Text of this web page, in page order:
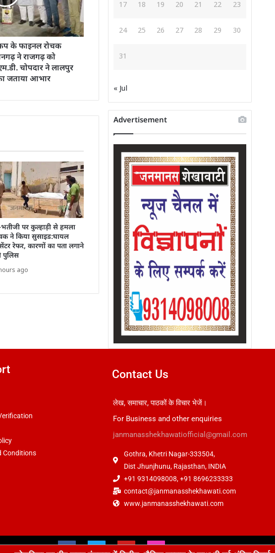
के फाइनल रोचक
ने राजगढ़ को
चोपदार ने लालपुर
जताया आभार
पर कुल्हाड़ी से हमला
ने किया सुसाइड:घायल
रेफर, कारणों का पता लगाने
पुलिस
ago
17 18 19 20 21 22 23
24 25 26 27 28 29 30
31
« Jul
Advertisement
Conditions
Contact Us
लेख, समाचार, पाठकों के विचार भेजें।
For Business and other enquiries
janmanasshekhawatiofficial@gmail.com
Gothra, Khetri Nagar-333504,
Dist Jhunjhunu, Rajasthan, INDIA
+91 9314098008, +91 8696233333
contact@janmanasshekhawati.com
www.janmanasshekhawati.com